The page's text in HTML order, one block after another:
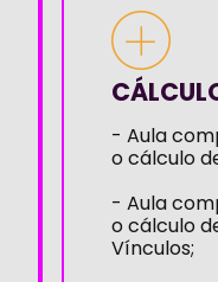
- Aula
o cálculo
- Aula
o cálculo
Vínculos;